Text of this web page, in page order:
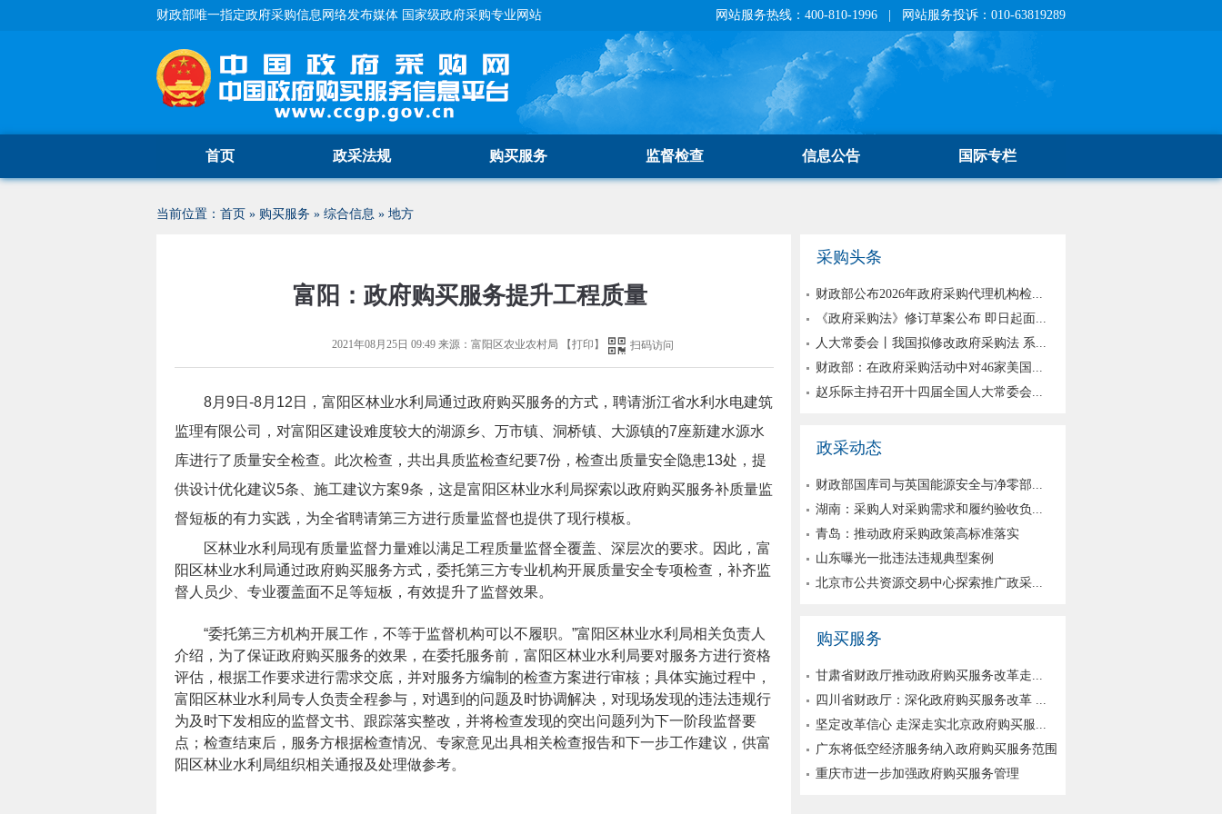
财政部唯一指定政府采购信息网络发布媒体 国家级政府采购专业网站 网站服务热线：400-810-1996 | 网站服务投诉：010-63819289
首页 政采法规 购买服务 监督检查 信息公告 国际专栏
当前位置： 首页 » 购买服务 » 综合信息 » 地方
富阳：政府购买服务提升工程质量
2021年08月25日 09:49来源： 富阳区农业农村局 【打印 】 扫码访问
8月9日-8月12日，富阳区林业水利局通过政府购买服务的方式，聘请浙江省水利水电建筑
监理有限公司，对富阳区建设难度较大的湖源乡、万市镇、洞桥镇、大源镇的7座新建水源水
库进行了质量安全检查。此次检查，共出具质监检查纪要7份，检查出质量安全隐患13处，提
供设计优化建议5条、施工建议方案9条，这是富阳区林业水利局探索以政府购买服务补质量监
督短板的有力实践，为全省聘请第三方进行质量监督也提供了现行模板。
区林业水利局现有质量监督力量难以满足工程质量监督全覆盖、深层次的要求。因此，富
阳区林业水利局通过政府购买服务方式，委托第三方专业机构开展质量安全专项检查，补齐监
督人员少、专业覆盖面不足等短板，有效提升了监督效果。
“委托第三方机构开展工作，不等于监督机构可以不履职。”富阳区林业水利局相关负责人
介绍，为了保证政府购买服务的效果，在委托服务前，富阳区林业水利局要对服务方进行资格
评估，根据工作要求进行需求交底，并对服务方编制的检查方案进行审核；具体实施过程中，
富阳区林业水利局专人负责全程参与，对遇到的问题及时协调解决，对现场发现的违法违规行
为及时下发相应的监督文书、跟踪落实整改，并将检查发现的突出问题列为下一阶段监督要
点；检查结束后，服务方根据检查情况、专家意见出具相关检查报告和下一步工作建议，供富
阳区林业水利局组织相关通报及处理做参考。
采购头条
财政部公布2026年政府采购代理机构检...
《政府采购法》修订草案公布 即日起面...
人大常委会丨我国拟修改政府采购法 系...
财政部：在政府采购活动中对46家美国...
赵乐际主持召开十四届全国人大常委会...
政采动态
财政部国库司与英国能源安全与净零部...
湖南：采购人对采购需求和履约验收负...
青岛：推动政府采购政策高标准落实
山东曝光一批违法违规典型案例
北京市公共资源交易中心探索推广政采...
购买服务
甘肃省财政厅推动政府购买服务改革走...
四川省财政厅：深化政府购买服务改革 ...
坚定改革信心 走深走实北京政府购买服...
广东将低空经济服务纳入政府购买服务范围
重庆市进一步加强政府购买服务管理